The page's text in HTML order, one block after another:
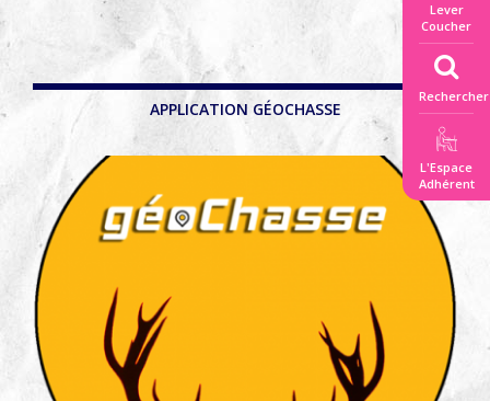
▼
Connaitre
▼
Répertoire
des actes officiels
Découvrir la faune
et les territoires
▼
pour l’environnement
Je veux devenir chasseur
▼
Lever
Coucher
Rechercher
L'Espace
Adhérent
APPLICATION GÉOCHASSE